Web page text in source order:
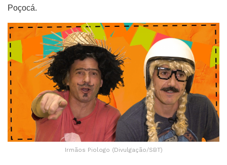
Poçocá.
Irmãos Piologo (Divulgação/SBT)